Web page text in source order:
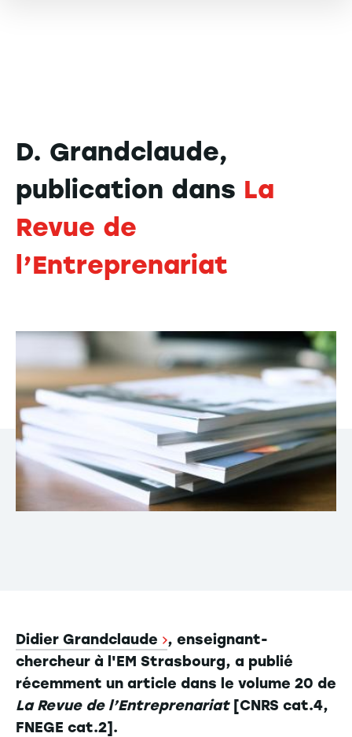
D. Grandclaude,
publication dans La
Revue de
l’Entreprenariat
Didier Grandclaude
, enseignant-
chercheur à l'EM Strasbourg, a publié
récemment un article dans le volume 20 de
La Revue de l’Entreprenariat[CNRS cat.4,
FNEGE cat.2].